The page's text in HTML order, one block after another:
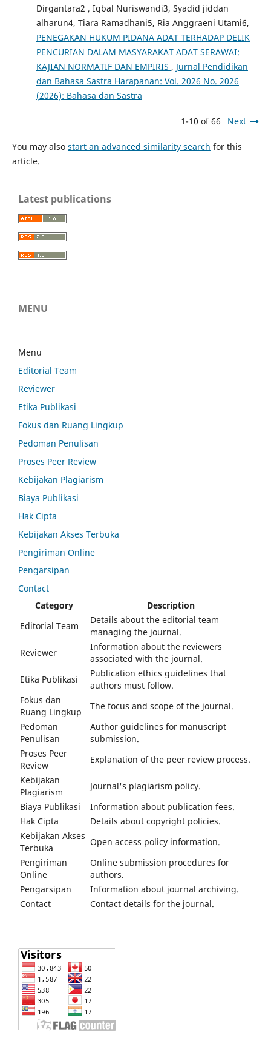
Dirgantara2 , Iqbal Nuriswandi3, Syadid jiddan
alharun4, Tiara Ramadhani5, Ria Anggraeni Utami6,
PENEGAKAN HUKUM PIDANA ADAT TERHADAP DELIK
PENCURIAN DALAM MASYARAKAT ADAT SERAWAI:
KAJIAN NORMATIF DAN EMPIRIS , Jurnal Pendidikan
dan Bahasa Sastra Harapanan: Vol. 2026 No. 2026
(2026): Bahasa dan Sastra
1-10 of 66 Next
You may also start an advanced similarity search for this
article.
Latest publications
MENU
Menu
Editorial Team
Reviewer
Etika Publikasi
Fokus dan Ruang Lingkup
Pedoman Penulisan
Proses Peer Review
Kebijakan Plagiarism
Biaya Publikasi
Hak Cipta
Kebijakan Akses Terbuka
Pengiriman Online
Pengarsipan
Contact
Category
Description
Editorial Team
Details about the editorial team
managing the journal.
Reviewer
Information about the reviewers
associated with the journal.
Etika Publikasi
Publication ethics guidelines that
authors must follow.
Fokus dan
Ruang Lingkup
The focus and scope of the journal.
Pedoman
Penulisan
Author guidelines for manuscript
submission.
Proses Peer
Review
Explanation of the peer review process.
Kebijakan
Plagiarism
Journal's plagiarism policy.
Biaya Publikasi
Information about publication fees.
Hak Cipta
Details about copyright policies.
Kebijakan Akses
Terbuka
Open access policy information.
Pengiriman
Online
Online submission procedures for
authors.
Pengarsipan
Information about journal archiving.
Contact
Contact details for the journal.